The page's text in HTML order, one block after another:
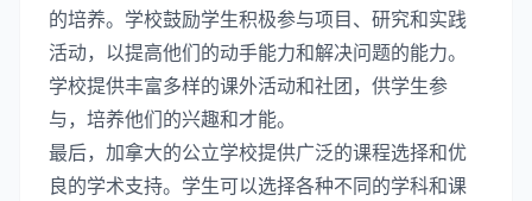
的培养。学校鼓励学生积极参与项目、研究和实践
活动，以提高他们的动手能力和解决问题的能力。
学校提供丰富多样的课外活动和社团，供学生参
与，培养他们的兴趣和才能。
最后，加拿大的公立学校提供广泛的课程选择和优
良的学术支持。学生可以选择各种不同的学科和课